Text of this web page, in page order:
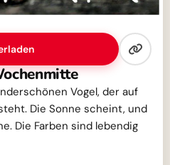
Vogel, der auf
Die Sonne scheint, und
Die Farben sind lebendig